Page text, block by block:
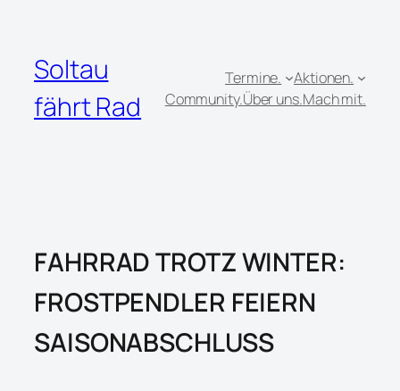
springen
Soltau
fährt Rad
Termine.
Aktionen.
Community.Über uns.Mach mit.
FAHRRAD TROTZ WINTER:
FROSTPENDLER FEIERN
SAISONABSCHLUSS